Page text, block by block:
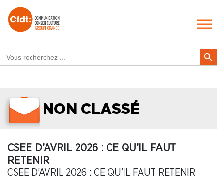
for:
Search
NON CLASSÉ
CSEE D’AVRIL 2026 : CE QU’IL FAUT
RETENIR
CSEE D’AVRIL 2026 : CE QU’IL FAUT RETENIR